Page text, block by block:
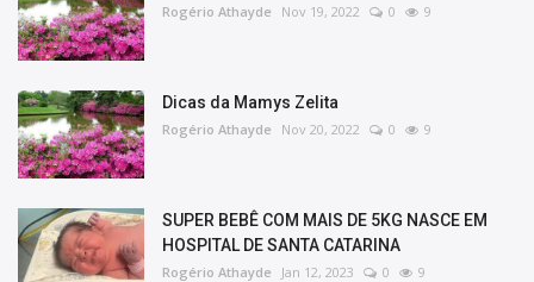
Rogério Athayde Nov 19, 2022 0 9
Dicas da Mamys Zelita
Rogério Athayde Nov 20, 2022 0 9
SUPER BEBÊ COM MAIS DE 5KG NASCE EM
HOSPITAL DE SANTA CATARINA
Rogério Athayde Jan 12, 2023 0 9